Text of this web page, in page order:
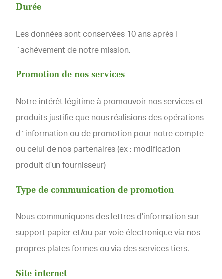
Durée
Les données sont conservées 10 ans après l
´achèvement de notre mission.
Promotion de nos services
Notre intérêt légitime à promouvoir nos services et
produits justifie que nous réalisions des opérations
d´information ou de promotion pour notre compte
ou celui de nos partenaires (ex : modification
produit d’un fournisseur)
Type de communication de promotion
Nous communiquons des lettres d’information sur
support papier et/ou par voie électronique via nos
propres plates formes ou via des services tiers.
Site internet